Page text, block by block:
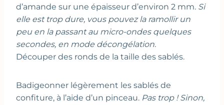
d’amande sur une épaisseur d’environ 2 mm. Si
elle est trop dure, vous pouvez la ramollir un
peu en la passant au micro-ondes quelques
secondes, en mode décongélation.
Découper des ronds de la taille des sablés.
Badigeonner légèrement les sablés de
confiture, à l’aide d’un pinceau. Pas trop ! Sinon,